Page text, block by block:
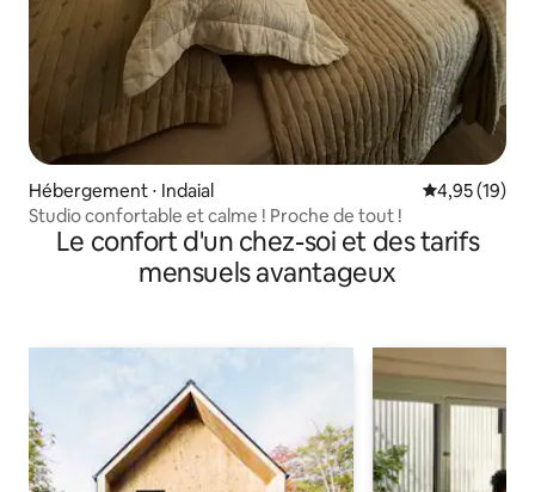
Hébergement ⋅ Indaial Évaluation
4,95 (19)
Studio confortable et calme ! Proche de tout !
Le confort d'un chez-soi et des tarifs
mensuels avantageux